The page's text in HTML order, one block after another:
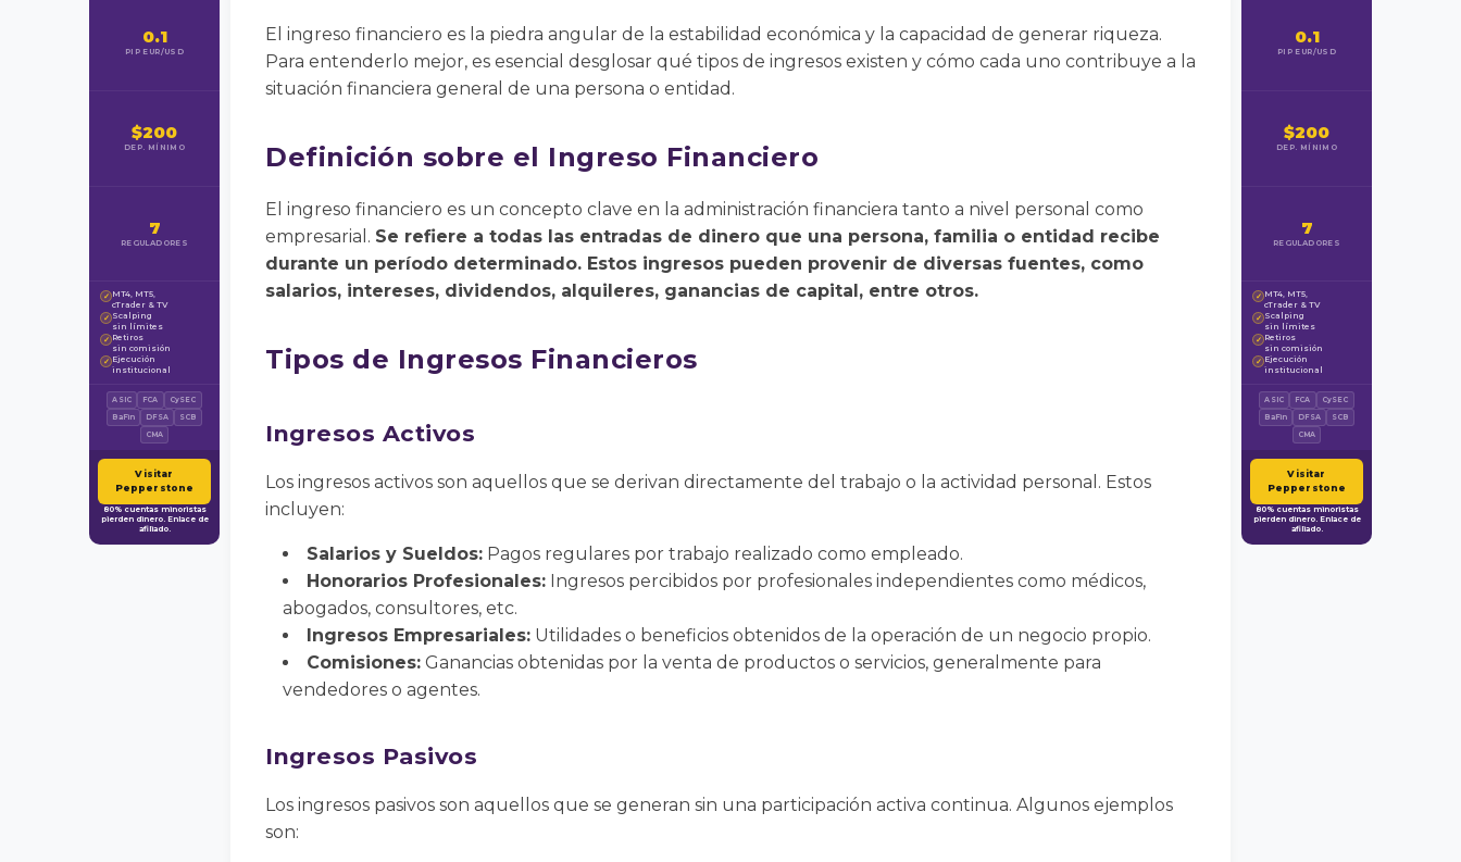
0.1
PIP EUR/USD
$200
DEP. MÍNIMO
7
REGULADORES
✓ MT4, MT5,
cTrader & TV
✓ Scalping
sin límites
✓ Retiros
sin comisión
✓ Ejecución
institucional
ASIC FCA
CySEC
BaFin
DFSA
SCB
CMA
Visitar
Pepperstone
80% cuentas minoristas
pierden dinero. Enlace de
afiliado.
El ingreso financiero es la piedra angular de la estabilidad económica y la capacidad de generar riqueza.
Para entenderlo mejor, es esencial desglosar qué tipos de ingresos existen y cómo cada uno contribuye a la
situación financiera general de una persona o entidad.
Definición sobre el Ingreso Financiero
El ingreso financiero es un concepto clave en la administración financiera tanto a nivel personal como
empresarial. Se refiere a todas las entradas de dinero que una persona, familia o entidad recibe
durante un período determinado. Estos ingresos pueden provenir de diversas fuentes, como
salarios, intereses, dividendos, alquileres, ganancias de capital, entre otros.
Tipos de Ingresos Financieros
Ingresos Activos
Los ingresos activos son aquellos que se derivan directamente del trabajo o la actividad personal. Estos
incluyen:
Salarios y Sueldos: Pagos regulares por trabajo realizado como empleado.
Honorarios Profesionales: Ingresos percibidos por profesionales independientes como médicos,
abogados, consultores, etc.
Ingresos Empresariales: Utilidades o beneficios obtenidos de la operación de un negocio propio.
Comisiones: Ganancias obtenidas por la venta de productos o servicios, generalmente para
vendedores o agentes.
Ingresos Pasivos
Los ingresos pasivos son aquellos que se generan sin una participación activa continua. Algunos ejemplos
son:
0.1
PIP EUR/USD
$200
DEP. MÍNIMO
7
REGULADORES
✓ MT4, MT5,
cTrader & TV
✓ Scalping
sin límites
✓ Retiros
sin comisión
✓ Ejecución
institucional
ASIC FCA
CySEC
BaFin
DFSA
SCB
CMA
Visitar
Pepperstone
80% cuentas minoristas
pierden dinero. Enlace de
afiliado.